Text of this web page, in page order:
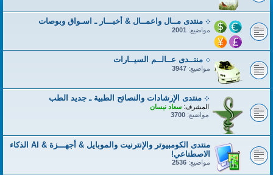
܀ منتدى مــال واعمــال & أخبـــار ـ اسـواق وبوصات
مواضيع: 2001
܀ منتــدى عــالــم السيــارات
مواضيع: 3947
܀ منتدى الإرشادات والنصائح الطبية ـ جديد الطب
المشرف: سعاد نيسان
مواضيع: 3700
منتدى الكومبيوتر والإنترنيت والموبايل & أجهـــزة & AI الذكاء
الاصطناعي!
مواضيع: 2536